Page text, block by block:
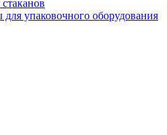
для упаковочного оборудования